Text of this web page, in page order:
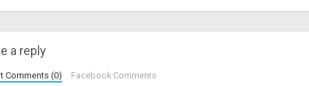
a reply
Comments (0) Facebook Comments